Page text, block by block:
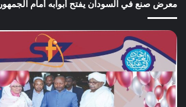
معرض صنع في السودان يفتح أبوابه أمام الجمهور